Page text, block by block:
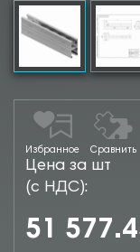
Избранное Сравнить
Цена за шт
(с НДС):
51